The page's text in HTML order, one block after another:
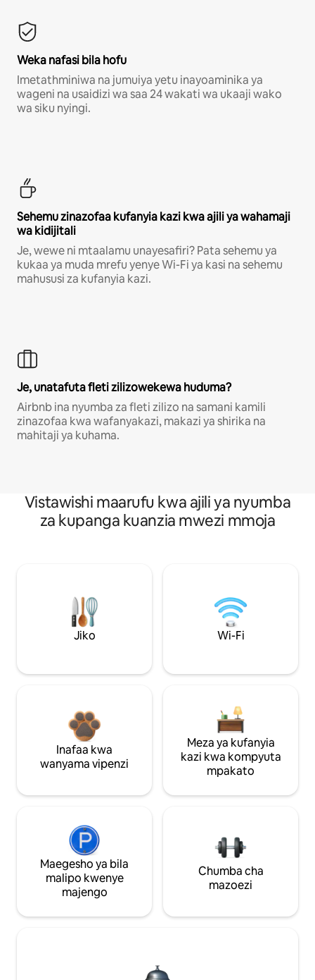
Weka nafasi bila hofu
Imetathminiwa na jumuiya yetu inayoaminika ya
wageni na usaidizi wa saa 24 wakati wa ukaaji wako
wa siku nyingi.
Sehemu zinazofaa kufanyia kazi kwa ajili ya wahamaji
wa kidijitali
Je, wewe ni mtaalamu unayesafiri? Pata sehemu ya
kukaa ya muda mrefu yenye Wi-Fi ya kasi na sehemu
mahususi za kufanyia kazi.
Je, unatafuta fleti zilizowekewa huduma?
Airbnb ina nyumba za fleti zilizo na samani kamili
zinazofaa kwa wafanyakazi, makazi ya shirika na
mahitaji ya kuhama.
Vistawishi maarufu kwa ajili ya nyumba
za kupanga kuanzia mwezi mmoja
Jiko Wi-Fi
Inafaa kwa
wanyama vipenzi
Meza ya kufanyia
kazi kwa kompyuta
mpakato
Maegesho ya bila
malipo kwenye
majengo
Chumba cha
mazoezi